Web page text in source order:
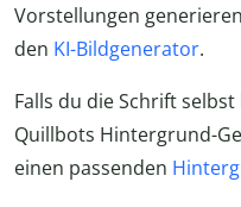
Vorstellungen
den KI-Bildgenerator.
Falls du die Schrift
Quillbots Hintergrund-
einen passenden